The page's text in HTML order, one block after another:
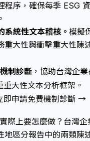
序，確保每季 ESG
系統性文本稽核。 模擬
大性與衝擊重大性陳
制診斷 ，協助台灣企
大性文本分析框架。
即申請免費機制診斷 →
際上要怎麼做？台灣企
區分報告中的兩類陳